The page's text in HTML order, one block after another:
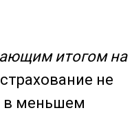
итогом на
не
в меньшем